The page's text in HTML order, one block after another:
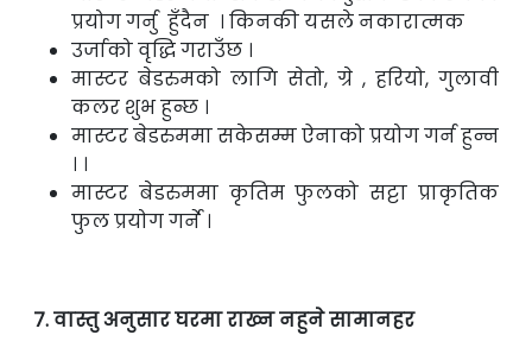
प्रयोग गर्नु हुँदैन । किनकी यसले नकारात्मक
उर्जाको वृद्धि गराउँछ ।
मास्टर बेडरुमको लागि सेतो, ग्रे , हरियो, गुलावी
कलर शुभ हुन्छ ।
मास्टर बेडरुममा सकेसम्म ऐनाको प्रयोग गर्न हुन्न
। ।
मास्टर बेडरुममा कृतिम फुलको सट्टा प्राकृतिक
फुल प्रयोग गर्ने ।
7. वास्तु अनुसार घरमा राख्न नहुने सामानहर